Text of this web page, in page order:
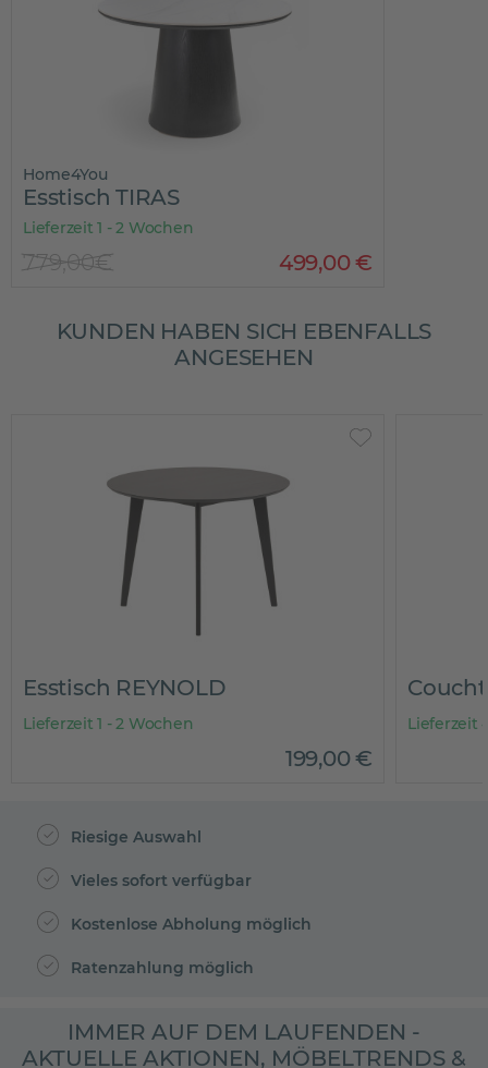
Home4You
Esstisch TIRAS
Lieferzeit 1 - 2 Wochen
499,00€
779,00€
KUNDEN HABEN SICH EBENFALLS
ANGESEHEN
Esstisch REYNOLD
Lieferzeit 1 - 2 Wochen
199,00€
Lieferzeit
Riesige Auswahl
Vieles sofort verfügbar
Kostenlose Abholung möglich
Ratenzahlung möglich
IMMER AUF DEM LAUFENDEN -
AKTUELLE AKTIONEN, MÖBELTRENDS &